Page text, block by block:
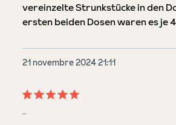
vereinzelte Strunkstücke in den
ersten beiden Dosen waren es je
21 novembre 2024 21:11
...